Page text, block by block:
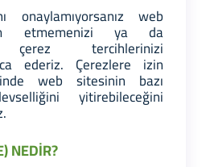
onaylamıyorsanız web
etmemenizi ya da
çerez tercihlerinizi
ederiz. Çerezlere izin
web sitesinin bazı
yitirebileceğini
NEDİR?